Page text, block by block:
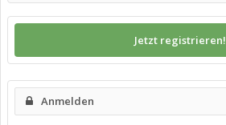
Jetzt registrieren!
Anmelden